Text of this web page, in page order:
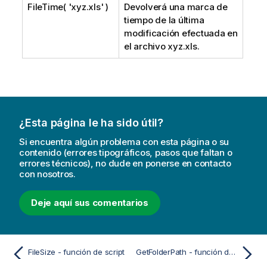
FileTime( 'xyz.xls' )
Devolverá una marca de
tiempo de la última
modificación efectuada en
el archivo xyz.xls.
¿Esta página le ha sido útil?
Si encuentra algún problema con esta página o su
contenido (errores tipográficos, pasos que faltan o
errores técnicos), no dude en ponerse en contacto
con nosotros.
Deje aquí sus comentarios
FileSize - función de script GetFolderPath - función de script